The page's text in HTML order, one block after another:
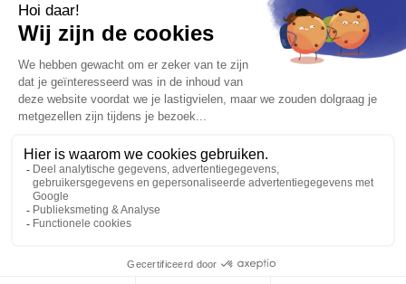
Wettelijke vermeldingen
Privacybeleid
Setup Cookies
Word lid van de edisac community
Wat onze klanten denken
4,72/5